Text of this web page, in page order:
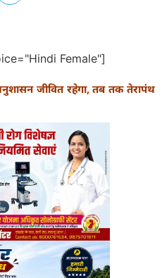
Female"]
जीवित रहेगा, तब तक तेरापंथ